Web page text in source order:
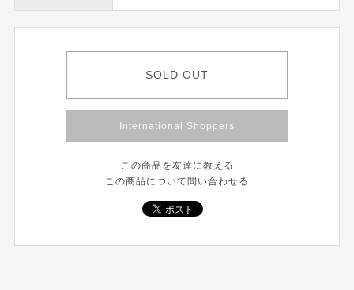
SOLD OUT
International Shoppers
この商品を友達に教える
この商品について問い合わせる